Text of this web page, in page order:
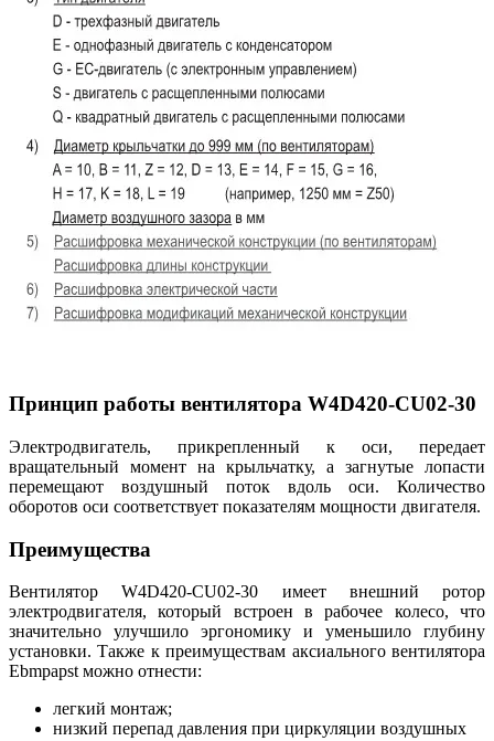
Принцип работы вентилятора W4D420-CU02-30
Электродвигатель, прикрепленный к оси, передает
вращательный момент на крыльчатку, а загнутые лопасти
перемещают воздушный поток вдоль оси. Количество
оборотов оси соответствует показателям мощности двигателя.
Преимущества
Вентилятор W4D420-CU02-30 имеет внешний ротор
электродвигателя, который встроен в рабочее колесо, что
значительно улучшило эргономику и уменьшило глубину
установки. Также к преимуществам аксиального вентилятора
Ebmpapst можно отнести:
легкий монтаж;
низкий перепад давления при циркуляции воздушных